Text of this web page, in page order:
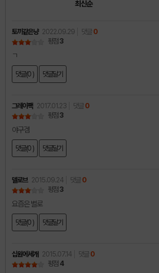
최신순
토끼같은냥 2022.09.29 댓글 0
평점 3
ㄱ
댓글(0 ) 댓글달기
그레이팩 2017.01.23 댓글 0
평점 3
야구겜
댓글(0 ) 댓글달기
델로브 2015.09.24 댓글 0
평점 3
요즘은 별로
댓글(0 ) 댓글달기
십원에세개 2015.07.14 댓글 0
평점 4